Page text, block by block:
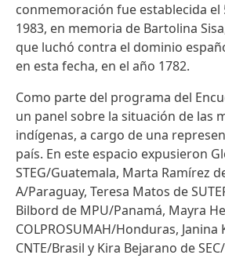
conmemoración fue establecida el
1983, en memoria de Bartolina
que luchó contra el dominio
en esta fecha, en el año 1782.
Como parte del programa del
un panel sobre la situación de las
indígenas, a cargo de una
país. En este espacio expusieron
STEG/Guatemala, Marta Ramírez
A/Paraguay, Teresa Matos de
Bilbord de MPU/Panamá, Mayra
COLPROSUMAH/Honduras,
CNTE/Brasil y Kira Bejarano de